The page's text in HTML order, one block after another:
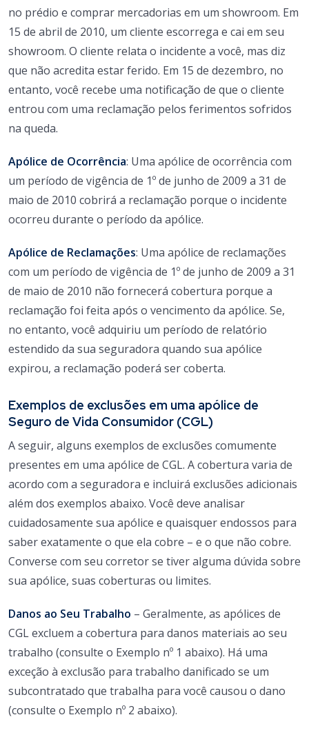
no prédio e comprar mercadorias em um showroom. Em
15 de abril de 2010, um cliente escorrega e cai em seu
showroom. O cliente relata o incidente a você, mas diz
que não acredita estar ferido. Em 15 de dezembro, no
entanto, você recebe uma notificação de que o cliente
entrou com uma reclamação pelos ferimentos sofridos
na queda.
Apólice de Ocorrência: Uma apólice de ocorrência com
um período de vigência de 1º de junho de 2009 a 31 de
maio de 2010 cobrirá a reclamação porque o incidente
ocorreu durante o período da apólice.
Apólice de Reclamações: Uma apólice de reclamações
com um período de vigência de 1º de junho de 2009 a 31
de maio de 2010 não fornecerá cobertura porque a
reclamação foi feita após o vencimento da apólice. Se,
no entanto, você adquiriu um período de relatório
estendido da sua seguradora quando sua apólice
expirou, a reclamação poderá ser coberta.
Exemplos de exclusões em uma apólice de
Seguro de Vida Consumidor (CGL)
A seguir, alguns exemplos de exclusões comumente
presentes em uma apólice de CGL. A cobertura varia de
acordo com a seguradora e incluirá exclusões adicionais
além dos exemplos abaixo. Você deve analisar
cuidadosamente sua apólice e quaisquer endossos para
saber exatamente o que ela cobre – e o que não cobre.
Converse com seu corretor se tiver alguma dúvida sobre
sua apólice, suas coberturas ou limites.
Danos ao Seu Trabalho – Geralmente, as apólices de
CGL excluem a cobertura para danos materiais ao seu
trabalho (consulte o Exemplo nº 1 abaixo). Há uma
exceção à exclusão para trabalho danificado se um
subcontratado que trabalha para você causou o dano
(consulte o Exemplo nº 2 abaixo).